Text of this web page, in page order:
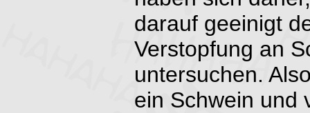
darauf geeinigt
Verstopfung an
untersuchen.
ein Schwein und